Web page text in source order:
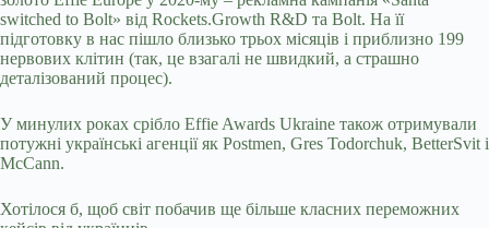
switched to Bolt» від Rockets.Growth R&D та Bolt. На її
підготовку в нас пішло близько трьох місяців і приблизно 199
нервових клітин (так, це взагалі не швидкий, а страшно
деталізований процес).
У минулих роках срібло Effie Awards Ukraine також отримували
потужні українські агенції як Postmen, Gres Todorchuk, BetterSvit і
McCann.
Хотілося б, щоб світ побачив ще більше класних переможних